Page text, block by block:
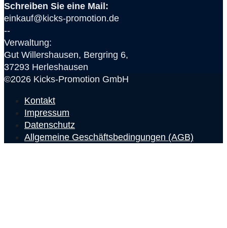
Schreiben Sie eine Mail:
einkauf@kicks-promotion.de
--
Verwaltung:
Gut Willershausen, Bergring 6,
37293 Herleshausen
©2026 Kicks-Promotion GmbH
Kontakt
Impressum
Datenschutz
Allgemeine Geschäftsbedingungen (AGB)